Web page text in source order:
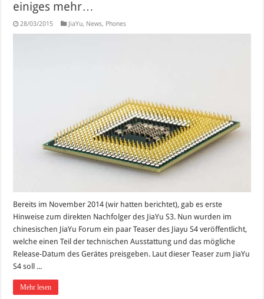
einiges mehr…
28/03/2015 JiaYu, News, Phones
Bereits im November 2014 (wir hatten berichtet), gab es erste
Hinweise zum direkten Nachfolger des JiaYu S3. Nun wurden im
chinesischen JiaYu Forum ein paar Teaser des Jiayu S4 veröffentlicht,
welche einen Teil der technischen Ausstattung und das mögliche
Release-Datum des Gerätes preisgeben. Laut dieser Teaser zum JiaYu
S4 soll ...
Mehr lesen